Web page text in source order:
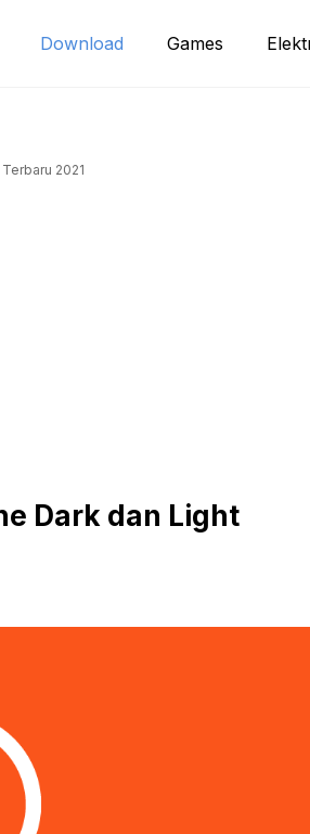
Download Games
2021
Dark dan Light